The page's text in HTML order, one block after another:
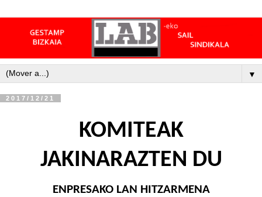
▼
2017/12/21
KOMITEAK
JAKINARAZTEN DU
ENPRESAKO LAN HITZARMENA